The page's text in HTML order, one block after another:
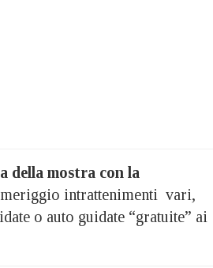
della mostra con la
intrattenimenti vari,
o auto guidate “gratuite” ai